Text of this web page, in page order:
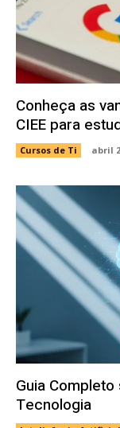
Conheça as
CIEE para
Cursos de Ti abril
Guia
Tecnologia